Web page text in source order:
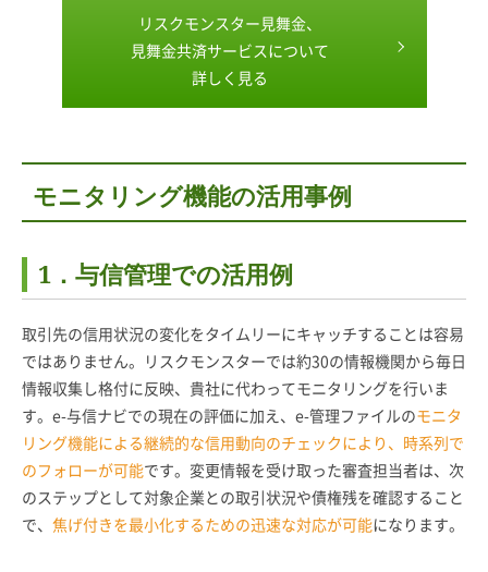
リスクモンスター見舞金、
見舞金共済サービスについて
詳しく見る
モニタリング機能の活用事例
1．与信管理での活用例
取引先の信用状況の変化をタイムリーにキャッチすることは容易
ではありません。リスクモンスターでは約30の情報機関から毎日
情報収集し格付に反映、貴社に代わってモニタリングを行いま
す。e-与信ナビでの現在の評価に加え、e-管理ファイルのモニタ
リング機能による継続的な信用動向のチェックにより、時系列で
のフォローが可能です。変更情報を受け取った審査担当者は、次
のステップとして対象企業との取引状況や債権残を確認すること
で、 焦げ付きを最小化するための迅速な対応が可能になります。